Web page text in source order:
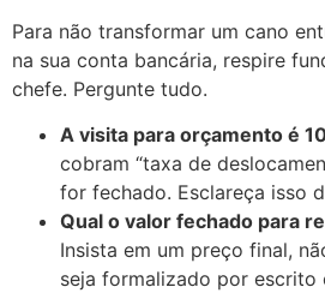
Para não transformar um cano
na sua conta bancária, respire
chefe. Pergunte tudo.
A visita para orçamento é
cobram “taxa de
for fechado. Esclareça isso
Qual o valor fechado para
Insista em um preço final,
seja formalizado por escrito